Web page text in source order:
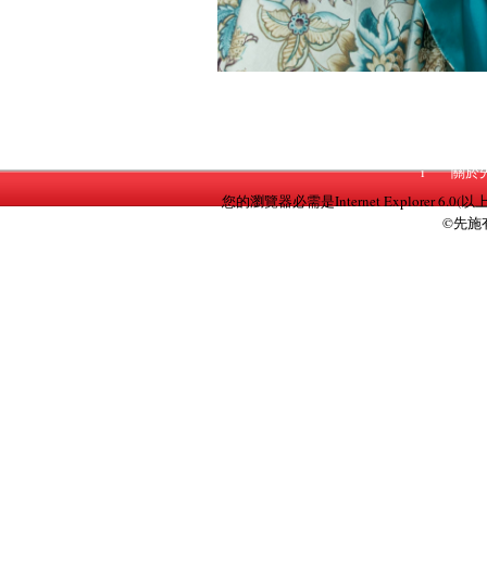
i
關於
您的瀏覽器必需是Internet Explorer 6.0(以
©先施